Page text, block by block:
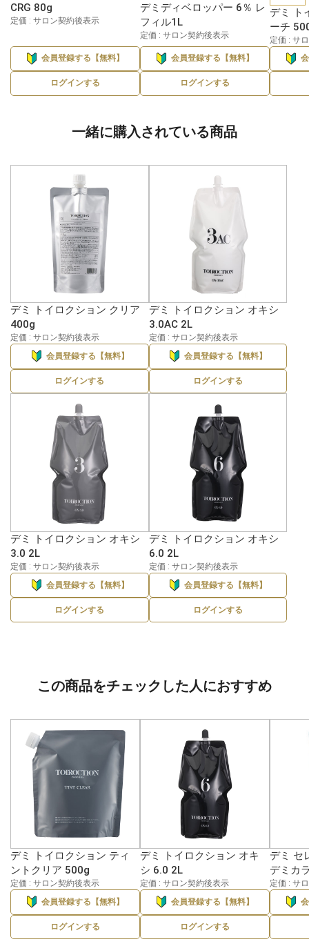
CRG 80g
定価 : サロン契約後表示
会員登録する【無料】
ログインする
デミディベロッパー 6％ レ
フィル1L
定価 : サロン契約後表示
会員登録する【無料】
ログインする
デミ ト
ーチ
定価 : サ
一緒に購入されている商品
デミ トイロクション クリア
400g
定価 : サロン契約後表示
会員登録する【無料】
ログインする
デミ トイロクション オキシ
3.0AC 2L
定価 : サロン契約後表示
会員登録する【無料】
ログインする
デミ トイロクション オキシ
3.0 2L
定価 : サロン契約後表示
会員登録する【無料】
ログインする
デミ トイロクション オキシ
6.0 2L
定価 : サロン契約後表示
会員登録する【無料】
ログインする
この商品をチェックした人におすすめ
デミ トイロクション ティ
ントクリア 500g
定価 : サロン契約後表示
会員登録する【無料】
ログインする
デミ トイロクション オキ
シ 6.0 2L
定価 : サロン契約後表示
会員登録する【無料】
ログインする
デミ セ
デミカ
定価 : サ